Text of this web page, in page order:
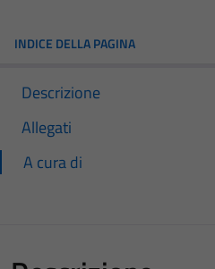
INDICE DELLA PAGINA
Descrizione
Allegati
A cura di